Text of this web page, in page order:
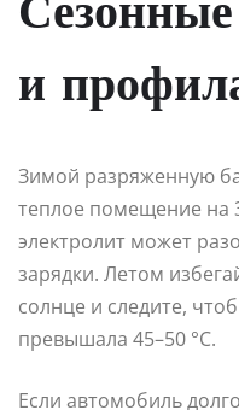
Сезонные
и
Зимой разряженную
теплое помещение на
электролит может
зарядки. Летом
солнце и следите,
превышала 45–50 °C.
Если автомобиль